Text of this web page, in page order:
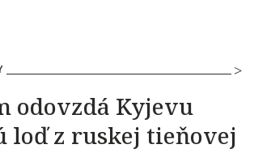
odovzdá Kyjevu
loď z ruskej tieňovej